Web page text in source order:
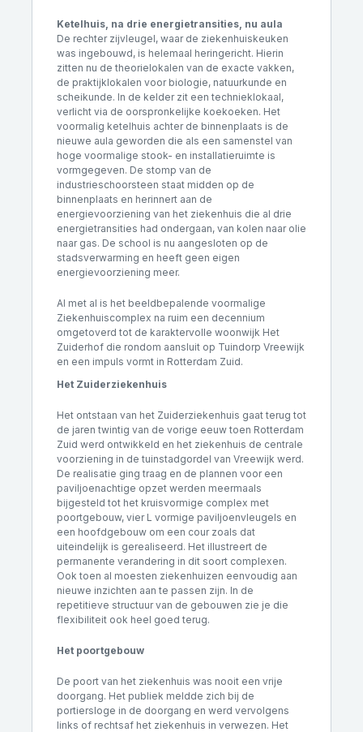
Ketelhuis, na drie energietransities, nu aula
De rechter zijvleugel, waar de ziekenhuiskeuken
was ingebouwd, is helemaal heringericht. Hierin
zitten nu de theorielokalen van de exacte vakken,
de praktijklokalen voor biologie, natuurkunde en
scheikunde. In de kelder zit een technieklokaal,
verlicht via de oorspronkelijke koekoeken. Het
voormalig ketelhuis achter de binnenplaats is de
nieuwe aula geworden die als een samenstel van
hoge voormalige stook- en installatieruimte is
vormgegeven. De stomp van de
industrieschoorsteen staat midden op de
binnenplaats en herinnert aan de
energievoorziening van het ziekenhuis die al drie
energietransities had ondergaan, van kolen naar olie
naar gas. De school is nu aangesloten op de
stadsverwarming en heeft geen eigen
energievoorziening meer.
Al met al is het beeldbepalende voormalige
Ziekenhuiscomplex na ruim een decennium
omgetoverd tot de karaktervolle woonwijk Het
Zuiderhof die rondom aansluit op Tuindorp Vreewijk
en een impuls vormt in Rotterdam Zuid.
Het Zuiderziekenhuis
Het ontstaan van het Zuiderziekenhuis gaat terug tot
de jaren twintig van de vorige eeuw toen Rotterdam
Zuid werd ontwikkeld en het ziekenhuis de centrale
voorziening in de tuinstadgordel van Vreewijk werd.
De realisatie ging traag en de plannen voor een
paviljoenachtige opzet werden meermaals
bijgesteld tot het kruisvormige complex met
poortgebouw, vier L vormige paviljoenvleugels en
een hoofdgebouw om een cour zoals dat
uiteindelijk is gerealiseerd. Het illustreert de
permanente verandering in dit soort complexen.
Ook toen al moesten ziekenhuizen eenvoudig aan
nieuwe inzichten aan te passen zijn. In de
repetitieve structuur van de gebouwen zie je die
flexibiliteit ook heel goed terug.
Het poortgebouw
De poort van het ziekenhuis was nooit een vrije
doorgang. Het publiek meldde zich bij de
portiersloge in de doorgang en werd vervolgens
links of rechtsaf het ziekenhuis in verwezen. Het